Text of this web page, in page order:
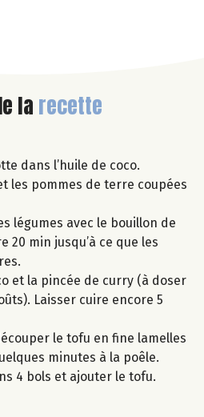
larecette
dans l’huile de coco.
les pommes de terre coupées
légumes avec le bouillon de
20 min jusqu’à ce que les
et la pincée de curry (à doser
Laisser cuire encore 5
le tofu en fine lamelles
minutes à la poêle.
4 bols et ajouter le tofu.